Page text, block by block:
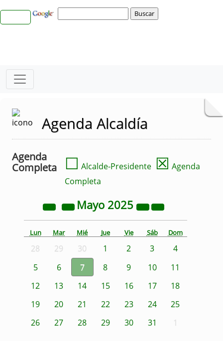
Agenda Alcaldía
Agenda
Completa
☐ Alcalde-Presidente ☒ Agenda
Completa
Mayo 2025
Lun Mar Mié Jue Vie Sáb Dom
28 29 30 1 2 3
4
5
6 7 8 9 10
11
12
13 14 15 16 17
18
19
20 21 22 23 24
25
26
27 28 29 30 31 1